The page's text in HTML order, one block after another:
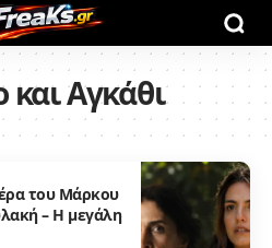
και Αγκάθι
του Μάρκου
– Η μεγάλη